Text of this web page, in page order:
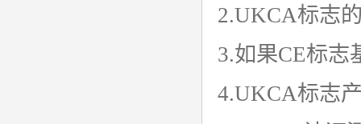
2.UKCA标志
3.如果CE标志
4.UKCA标志